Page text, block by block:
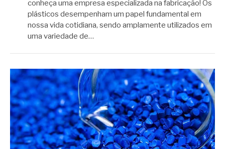
conheça uma empresa especializada na fabricação! Os
plásticos desempenham um papel fundamental em
nossa vida cotidiana, sendo amplamente utilizados em
uma variedade de…